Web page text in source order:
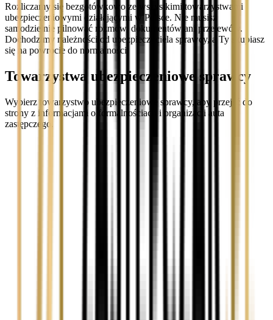
Rozliczamy się bezgotówkowo ze wszystkimi towarzystwami
ubezpieczeniowymi działającymi w Polsce. Nie musisz
samodzielnie pilnować rozmów, dokumentów ani przelewów.
Dochodzimy należności od ubezpieczyciela sprawcy, a Ty skupiasz
się na powrocie do normalności.
Towarzystwa ubezpieczeniowe sprawcy
Wybierz towarzystwo ubezpieczeniowe sprawcy, aby przejść do
strony z informacjami o formalnościach i organizacji auta
zastępczego.